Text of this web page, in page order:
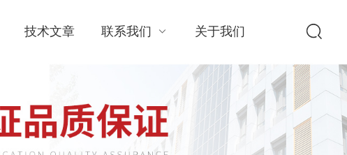
技术文章 联系我们 关于我们